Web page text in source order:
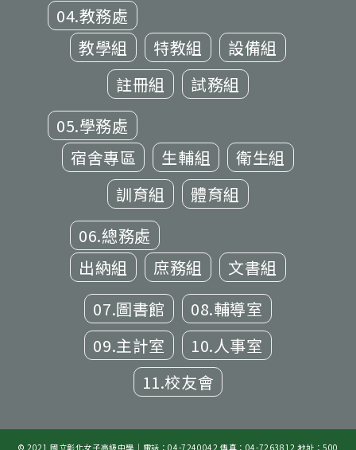
04.教務處
教學組
特教組
設備組
註冊組
試務組
05.學務處
宿舍專區
生輔組
衛生組
訓育組
體育組
06.總務處
出納組
庶務組
文書組
07.圖書館
08.輔導室
09.主計室
10.人事室
11.校友會
© 2021 國立彰化女子高級中學｜電話：04-7240042 傳真：04-7263812 地址：500